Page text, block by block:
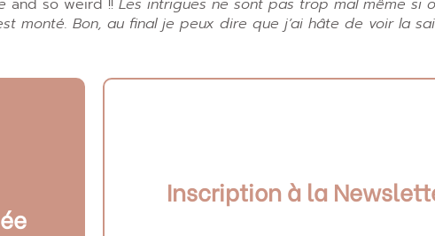
monté. Bon, au final je peux dire que j’ai hâte de voir la
Inscription à la